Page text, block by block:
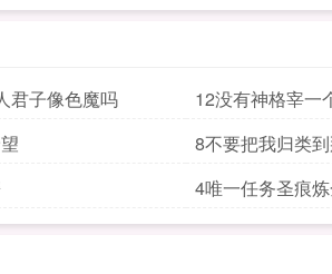
君子像色魔吗
12没有神格宰一
价
8不要把我归类
4唯一任务圣痕